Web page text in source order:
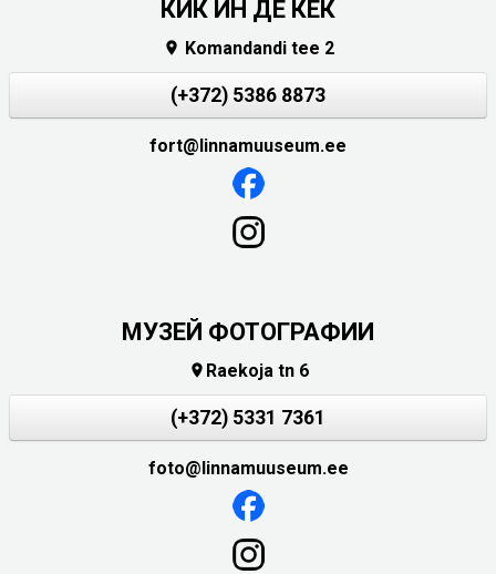
КИК ИН ДЕ КЁК
 Komandandi tee 2
(+372) 5386 8873
fort@linnamuuseum.ee
МУЗЕЙ ФОТОГРАФИИ
 Raekoja tn 6
(+372) 5331 7361
foto@linnamuuseum.ee